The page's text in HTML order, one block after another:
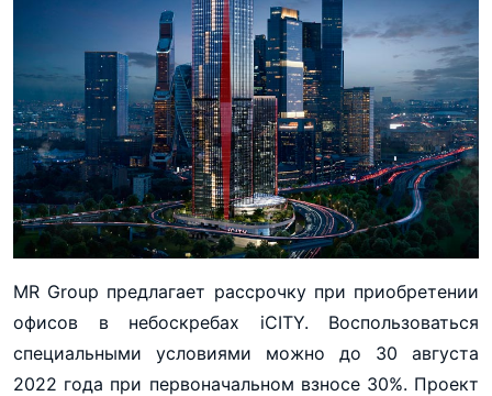
MR Group предлагает рассрочку при приобретении
офисов в небоскребах iCITY. Воспользоваться
специальными условиями можно до 30 августа
2022 года при первоначальном взносе 30%. Проект